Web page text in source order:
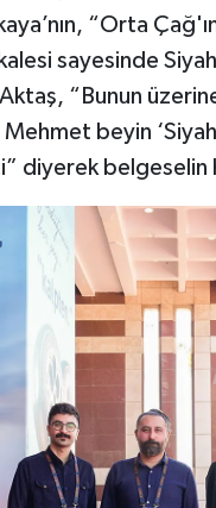
“Orta
sayesinde
“Bunun
beyin
diyerek